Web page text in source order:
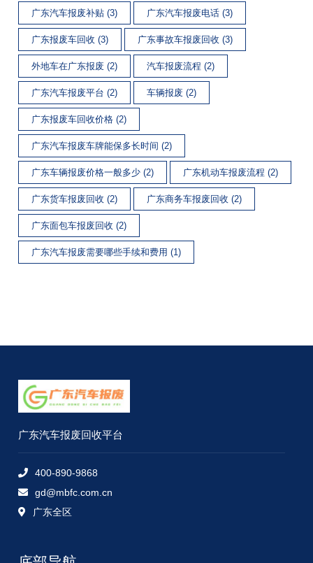
广东汽车报废补贴 (3) 广东汽车报废电话 (3)
广东报废车回收 (3) 广东事故车报废回收 (3)
外地车在广东报废 (2) 汽车报废流程 (2)
广东汽车报废平台 (2) 车辆报废 (2)
广东报废车回收价格 (2)
广东汽车报废车牌能保多长时间 (2)
广东车辆报废价格一般多少 (2) 广东机动车报废流程 (2)
广东货车报废回收 (2) 广东商务车报废回收 (2)
广东面包车报废回收 (2)
广东汽车报废需要哪些手续和费用 (1)
广东汽车报废回收平台
400-890-9868
gd@mbfc.com.cn
广东全区